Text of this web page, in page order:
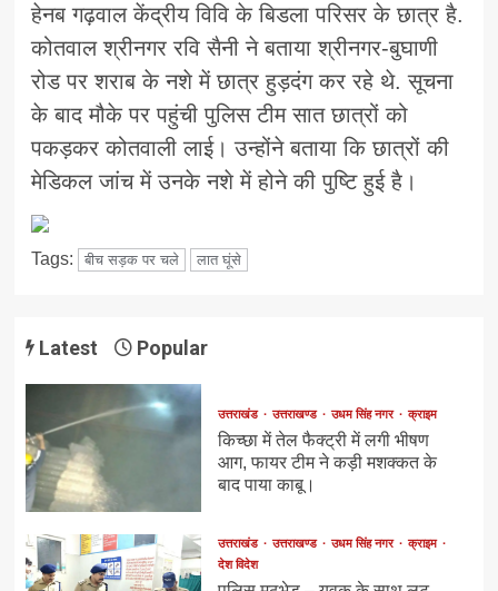
हेनब गढ़वाल केंद्रीय विवि के बिडला परिसर के छात्र है.
कोतवाल श्रीनगर रवि सैनी ने बताया श्रीनगर-बुघाणी
रोड पर शराब के नशे में छात्र हुड़दंग कर रहे थे. सूचना
के बाद मौके पर पहुंची पुलिस टीम सात छात्रों को
पकड़कर कोतवाली लाई। उन्होंने बताया कि छात्रों की
मेडिकल जांच में उनके नशे में होने की पुष्टि हुई है।
Tags: बीच सड़क पर चले लात घूंसे
Latest Popular
उत्तराखंड उत्तराखण्ड उधम सिंह नगर क्राइम
किच्छा में तेल फैक्ट्री में लगी भीषण
आग, फायर टीम ने कड़ी मशक्कत के
बाद पाया काबू।
उत्तराखंड उत्तराखण्ड उधम सिंह नगर
क्राइम
देश विदेश